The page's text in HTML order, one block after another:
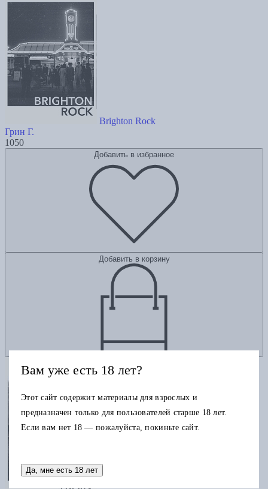
Brighton Rock
Грин Г.
1050
Добавить в избранное
Добавить в корзину
Вам уже есть 18 лет?
Этот сайт содержит материалы для взрослых и
предназначен только для пользователей старше 18 лет.
Если вам нет 18 — пожалуйста, покиньте сайт.
Да, мне есть 18 лет